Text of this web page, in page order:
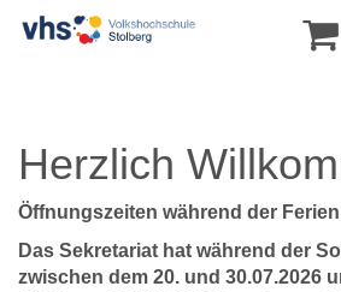
Herzlich
Öffnungszeiten während der Ferien
Das Sekretariat hat während der
zwischen dem 20. und 30.07.2026